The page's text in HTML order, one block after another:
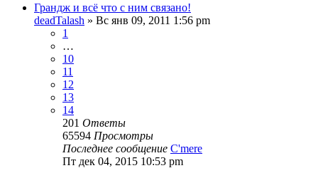
Грандж и всё что с ним связано!
deadTalash » Вс янв 09, 2011 1:56 pm
1
…
10
11
12
13
14
201 Ответы
65594 Просмотры
Последнее сообщение C'mere
Пт дек 04, 2015 10:53 pm